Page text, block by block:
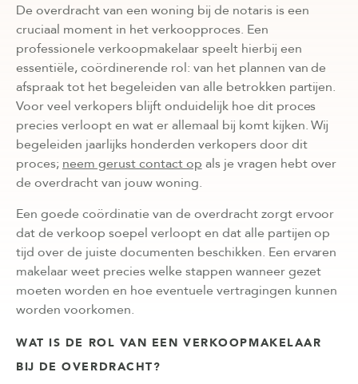
De overdracht van een woning bij de notaris is een
cruciaal moment in het verkoopproces. Een
professionele verkoopmakelaar speelt hierbij een
essentiële, coördinerende rol: van het plannen van de
afspraak tot het begeleiden van alle betrokken partijen.
Voor veel verkopers blijft onduidelijk hoe dit proces
precies verloopt en wat er allemaal bij komt kijken. Wij
begeleiden jaarlijks honderden verkopers door dit
proces; neem gerust contact op als je vragen hebt over
de overdracht van jouw woning.
Een goede coördinatie van de overdracht zorgt ervoor
dat de verkoop soepel verloopt en dat alle partijen op
tijd over de juiste documenten beschikken. Een ervaren
makelaar weet precies welke stappen wanneer gezet
moeten worden en hoe eventuele vertragingen kunnen
worden voorkomen.
WAT IS DE ROL VAN EEN VERKOOPMAKELAAR
BIJ DE OVERDRACHT?